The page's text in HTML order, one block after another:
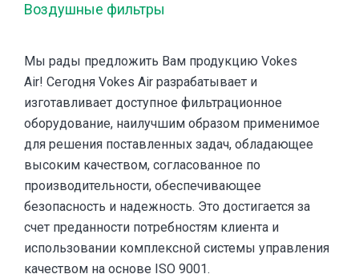
Воздушные фильтры
Мы рады предложить Вам продукцию Vokes
Air! Сегодня Vokes Air разрабатывает и
изготавливает доступное фильтрационное
оборудование, наилучшим образом применимое
для решения поставленных задач, обладающее
высоким качеством, согласованное по
производительности, обеспечивающее
безопасность и надежность. Это достигается за
счет преданности потребностям клиента и
использовании комплексной системы управления
качеством на основе ISO 9001.